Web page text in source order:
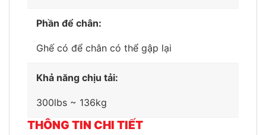
Phần để chân:
Ghế có để chân có thể gập lại
Khả năng chịu tải:
300lbs ~ 136kg
THÔNG TIN CHI TIẾT